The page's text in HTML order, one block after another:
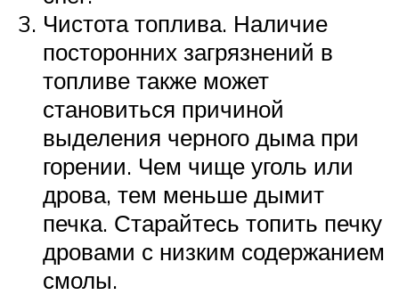
Чистота топлива. Наличие
посторонних загрязнений в
топливе также может
становиться причиной
выделения черного дыма при
горении. Чем чище уголь или
дрова, тем меньше дымит
печка. Старайтесь топить печку
дровами с низким содержанием
смолы.